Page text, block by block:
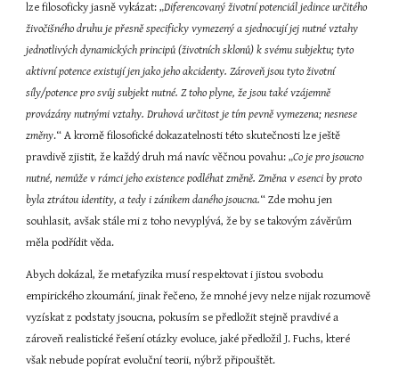
lze filosoficky jasně vykázat: „Diferencovaný životní potenciál jedince určitého
živočišného druhu je přesně specificky vymezený a sjednocují jej nutné vztahy
jednotlivých dynamických principů (životních sklonů) k svému subjektu; tyto
aktivní potence existují jen jako jeho akcidenty. Zároveň jsou tyto životní
síly/potence pro svůj subjekt nutné. Z toho plyne, že jsou také vzájemně
provázány nutnými vztahy. Druhová určitost je tím pevně vymezena; nesnese
změny.“ A kromě filosofické dokazatelnosti této skutečnosti lze ještě
pravdivě zjistit, že každý druh má navíc věčnou povahu: „Co je pro jsoucno
nutné, nemůže v rámci jeho existence podléhat změně. Změna v esenci by proto
byla ztrátou identity, a tedy i zánikem daného jsoucna.“ Zde mohu jen
souhlasit, avšak stále mi z toho nevyplývá, že by se takovým závěrům
měla podřídit věda.
Abych dokázal, že metafyzika musí respektovat i jistou svobodu
empirického zkoumání, jinak řečeno, že mnohé jevy nelze nijak rozumově
vyzískat z podstaty jsoucna, pokusím se předložit stejně pravdivé a
zároveň realistické řešení otázky evoluce, jaké předložil J. Fuchs, které
však nebude popírat evoluční teorii, nýbrž připouštět.